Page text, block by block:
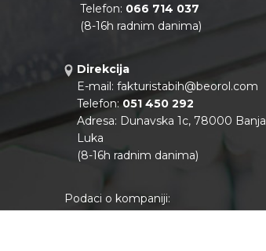
Telefon: 066 714 037
(8-16h radnim danima)
Direkcija
E-mail: fakturistabih@beorol.com
Telefon: 051 450 292
Adresa: Dunavska 1c, 78000 Banja
Luka
(8-16h radnim danima)
Podaci o kompaniji:
Matični broj:11041922